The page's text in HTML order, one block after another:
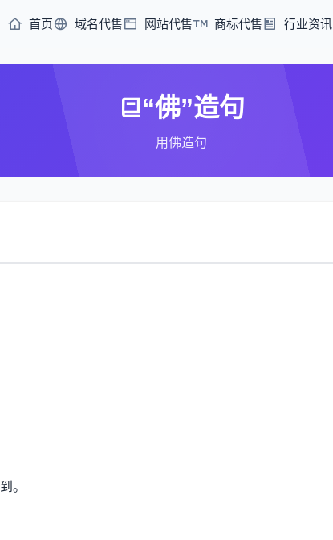
首页 域名代售 网站代售 商标代售 行业资讯
“佛”造句
用佛造句
。